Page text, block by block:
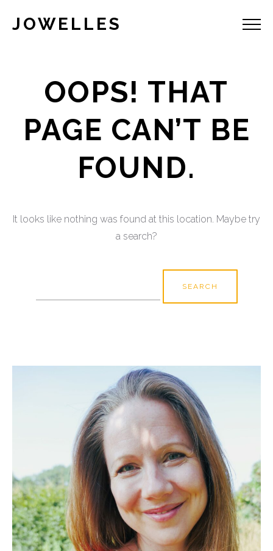
JOWELLES
OOPS! THAT
PAGE CAN’T BE
FOUND.
It looks like nothing was found at this location. Maybe try
a search?